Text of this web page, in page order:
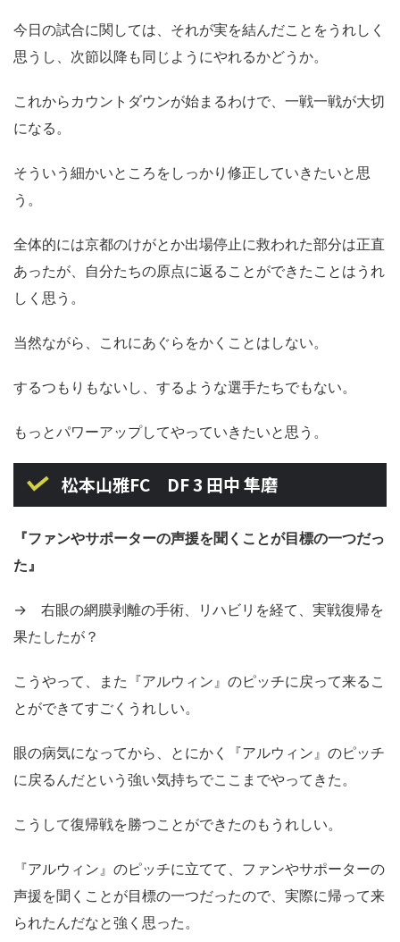
今日の試合に関しては、それが実を結んだことをうれしく
思うし、次節以降も同じようにやれるかどうか。
これからカウントダウンが始まるわけで、一戦一戦が大切
になる。
そういう細かいところをしっかり修正していきたいと思
う。
全体的には京都のけがとか出場停止に救われた部分は正直
あったが、自分たちの原点に返ることができたことはうれ
しく思う。
当然ながら、これにあぐらをかくことはしない。
するつもりもないし、するような選手たちでもない。
もっとパワーアップしてやっていきたいと思う。
松本山雅FC DF 3 田中 隼磨
『ファンやサポーターの声援を聞くことが目標の一つだっ
た』
→ 右眼の網膜剥離の手術、リハビリを経て、実戦復帰を
果たしたが？
こうやって、また『アルウィン』のピッチに戻って来るこ
とができてすごくうれしい。
眼の病気になってから、とにかく『アルウィン』のピッチ
に戻るんだという強い気持ちでここまでやってきた。
こうして復帰戦を勝つことができたのもうれしい。
『アルウィン』のピッチに立てて、ファンやサポーターの
声援を聞くことが目標の一つだったので、実際に帰って来
られたんだなと強く思った。